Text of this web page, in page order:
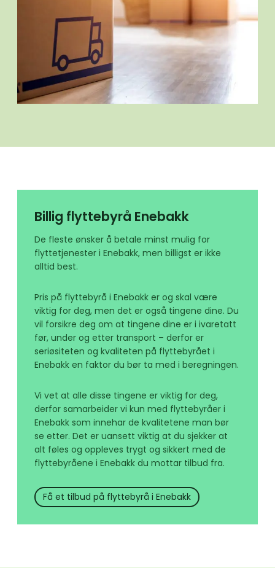
Billig flyttebyrå Enebakk
De fleste ønsker å betale minst mulig for
flyttetjenester i Enebakk, men billigst er ikke
alltid best.
Pris på flyttebyrå i Enebakk er og skal være
viktig for deg, men det er også tingene dine. Du
vil forsikre deg om at tingene dine er i ivaretatt
før, under og etter transport – derfor er
seriøsiteten og kvaliteten på flyttebyrået i
Enebakk en faktor du bør ta med i beregningen.
Vi vet at alle disse tingene er viktig for deg,
derfor samarbeider vi kun med flyttebyråer i
Enebakk som innehar de kvalitetene man bør
se etter. Det er uansett viktig at du sjekker at
alt føles og oppleves trygt og sikkert med de
flyttebyråene i Enebakk du mottar tilbud fra.
Få et tilbud på flyttebyrå i Enebakk